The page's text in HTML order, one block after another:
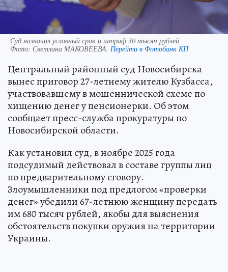
Суд назначил условный срок и штраф 30 тысяч рублей
Фото: Светлана МАКОВЕЕВА. Перейти в Фотобанк КП
Центральный районный суд Новосибирска
вынес приговор 27-летнему жителю Кузбасса,
участвовавшему в мошеннической схеме по
хищению денег у пенсионерки. Об этом
сообщает пресс-служба прокуратуры по
Новосибирской области.
Как установил суд, в ноябре 2025 года
подсудимый действовал в составе группы лиц
по предварительному сговору.
Злоумышленники под предлогом «проверки
денег» убедили 67-летнюю женщину передать
им 680 тысяч рублей, якобы для выяснения
обстоятельств покупки оружия на территории
Украины.